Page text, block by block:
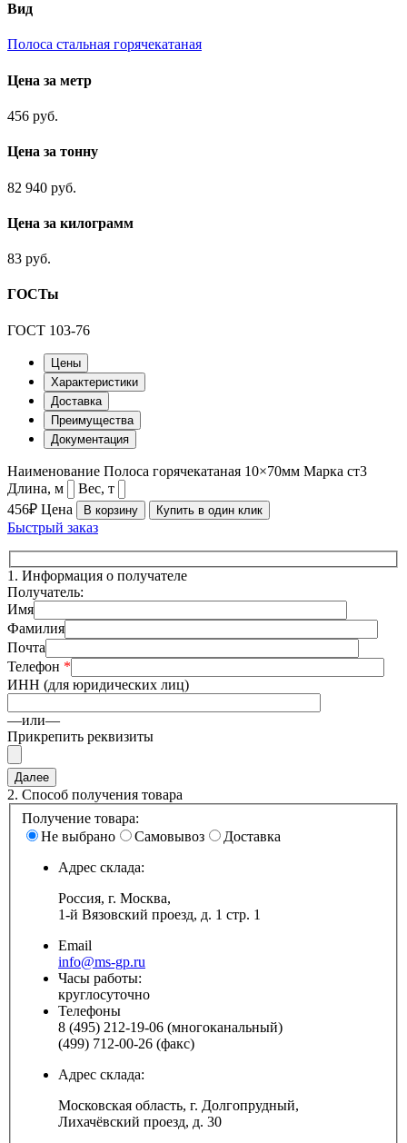
Вид
Полоса стальная горячекатаная
Цена за метр
456 руб.
Цена за тонну
82 940 руб.
Цена за килограмм
83 руб.
ГОСТы
ГОСТ 103-76
Цены
Характеристики
Доставка
Преимущества
Документация
Наименование Полоса горячекатаная 10×70мм Марка ст3
Длина, м
Вес, т
456₽ Цена В корзину Купить в один клик
Быстрый заказ
1. Информация о получателе
Получатель:
Имя
Фамилия
Почта
Телефон *
ИНН (для юридических лиц)
—или—
Прикрепить реквизиты
2. Способ получения товара
Получение товара:
Не выбрано
Самовывоз
Доставка
Адрес склада:
Россия, г. Москва,
1-й Вязовский проезд, д. 1 стр. 1
Email
info@ms-gp.ru
Часы работы:
круглосуточно
Телефоны
8 (495) 212-19-06 (многоканальный)
(499) 712-00-26 (факс)
Адрес склада:
Московская область, г. Долгопрудный,
Лихачёвский проезд, д. 30